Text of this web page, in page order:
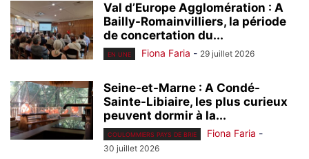
Val d’Europe Agglomération : A
Bailly-Romainvilliers, la période
de concertation du...
EN UNE Fiona Faria - 29 juillet 2026
Seine-et-Marne : A Condé-
Sainte-Libiaire, les plus curieux
peuvent dormir à la...
COULOMMIERS PAYS DE BRIE Fiona Faria -
30 juillet 2026